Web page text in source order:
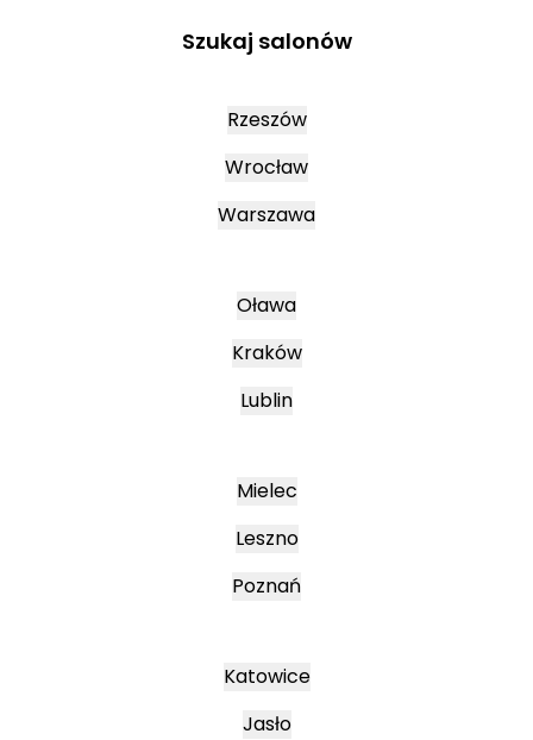
Szukaj salonów
Rzeszów
Wrocław
Warszawa
Oława
Kraków
Lublin
Mielec
Leszno
Poznań
Katowice
Jasło